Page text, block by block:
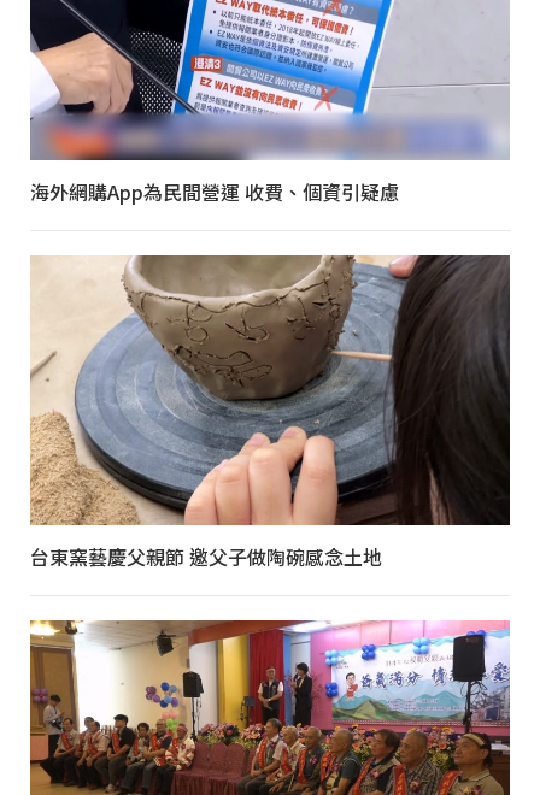
海外網購App為民間營運 收費、個資引疑慮
台東窯藝慶父親節 邀父子做陶碗感念土地